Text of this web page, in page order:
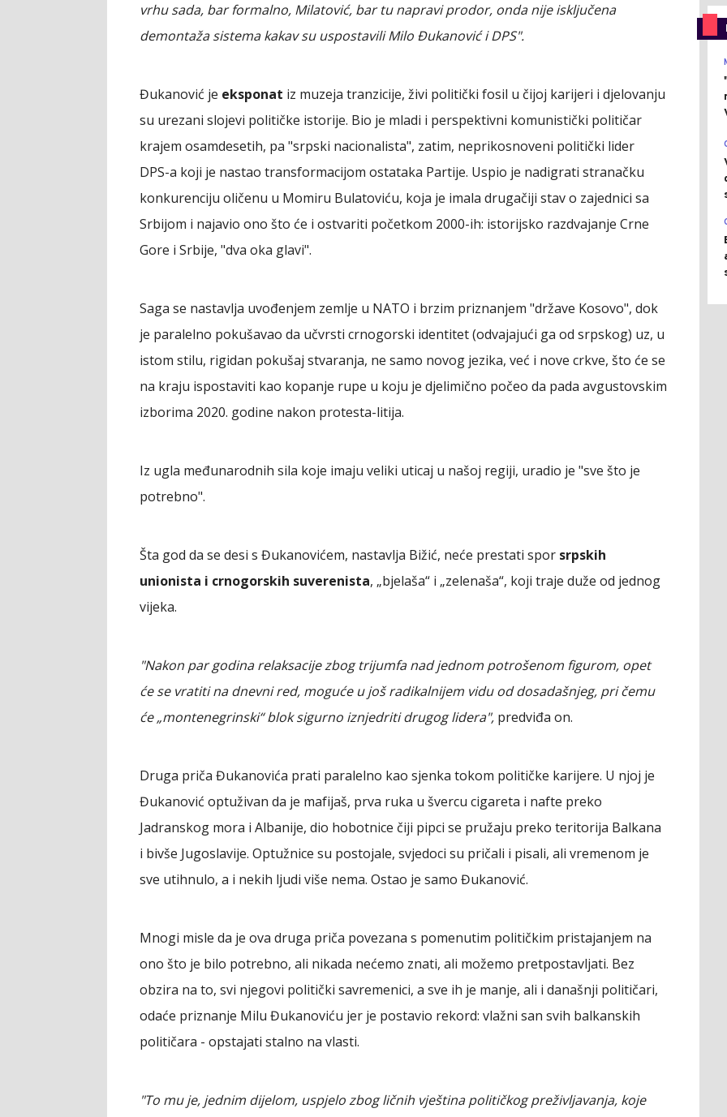
vrhu sada, bar formalno, Milatović, bar tu napravi prodor, onda nije isključena
demontaža sistema kakav su uspostavili Milo Đukanović i DPS".
Đukanović je eksponat iz muzeja tranzicije, živi politički fosil u čijoj karijeri i djelovanju
su urezani slojevi političke istorije. Bio je mladi i perspektivni komunistički političar
krajem osamdesetih, pa "srpski nacionalista", zatim, neprikosnoveni politički lider
DPS-a koji je nastao transformacijom ostataka Partije. Uspio je nadigrati stranačku
konkurenciju oličenu u Momiru Bulatoviću, koja je imala drugačiji stav o zajednici sa
Srbijom i najavio ono što će i ostvariti početkom 2000-ih: istorijsko razdvajanje Crne
Gore i Srbije, "dva oka glavi".
Saga se nastavlja uvođenjem zemlje u NATO i brzim priznanjem "države Kosovo", dok
je paralelno pokušavao da učvrsti crnogorski identitet (odvajajući ga od srpskog) uz, u
istom stilu, rigidan pokušaj stvaranja, ne samo novog jezika, već i nove crkve, što će se
na kraju ispostaviti kao kopanje rupe u koju je djelimično počeo da pada avgustovskim
izborima 2020. godine nakon protesta-litija.
Iz ugla međunarodnih sila koje imaju veliki uticaj u našoj regiji, uradio je "sve što je
potrebno".
Šta god da se desi s Đukanovićem, nastavlja Bižić, neće prestati spor srpskih
unionista i crnogorskih suverenista, „bjelaša“ i „zelenaša“, koji traje duže od jednog
vijeka.
"Nakon par godina relaksacije zbog trijumfa nad jednom potrošenom figurom, opet
će se vratiti na dnevni red, moguće u još radikalnijem vidu od dosadašnjeg, pri čemu
će „montenegrinski“ blok sigurno iznjedriti drugog lidera", predviđa on.
Druga priča Đukanovića prati paralelno kao sjenka tokom političke karijere. U njoj je
Đukanović optuživan da je mafijaš, prva ruka u švercu cigareta i nafte preko
Jadranskog mora i Albanije, dio hobotnice čiji pipci se pružaju preko teritorija Balkana
i bivše Jugoslavije. Optužnice su postojale, svjedoci su pričali i pisali, ali vremenom je
sve utihnulo, a i nekih ljudi više nema. Ostao je samo Đukanović.
Mnogi misle da je ova druga priča povezana s pomenutim političkim pristajanjem na
ono što je bilo potrebno, ali nikada nećemo znati, ali možemo pretpostavljati. Bez
obzira na to, svi njegovi politički savremenici, a sve ih je manje, ali i današnji političari,
odaće priznanje Milu Đukanoviću jer je postavio rekord: vlažni san svih balkanskih
političara - opstajati stalno na vlasti.
"To mu je, jednim dijelom, uspjelo zbog ličnih vještina političkog preživljavanja, koje